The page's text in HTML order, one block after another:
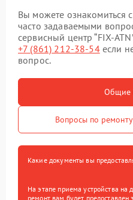
Вы можете
часто задаваемыми
сервисный центр “FIX-
+7 (861) 212-38-54если
вопрос.
Общие
Вопросы по
Какие документы вы
На этапе приема устройства на
ремонт вам будет предоставлен